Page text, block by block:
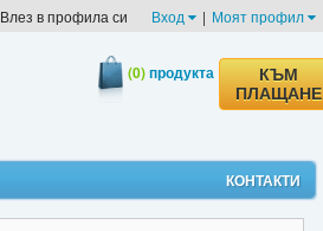
Влез в профила си Вход | Моят профил
(0)продукта
КЪМ
ПЛАЩАНЕ
КОНТАКТИ